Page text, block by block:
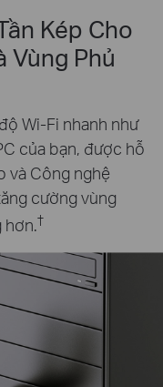
Kép Cho
Vùng Phủ
Wi-Fi nhanh như
của bạn, được hỗ
và Công nghệ
cường vùng
hơn.†